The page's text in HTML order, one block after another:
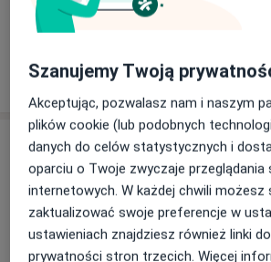
Zobacz galerię (3)
Pokaż więcej
o
Aktualności
dr n. med. Mariusz Krawczyk
Inwalidów Wojennych 19, 56-
Rejestracja Tel 606456454
Szanujemy Twoją
Akceptując, pozwalasz nam i naszym
plików cookie (lub podobnych
danych do celów statystycznych i
oparciu o Twoje zwyczaje przeglądania
internetowych. W każdej chwili możesz
zaktualizować swoje preferencje w
ustawieniach znajdziesz również linki
prywatności stron trzecich. Więcej